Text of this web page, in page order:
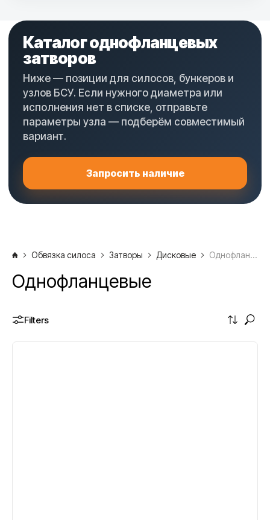
Каталог однофланцевых
затворов
Ниже — позиции для силосов, бункеров и
узлов БСУ. Если нужного диаметра или
исполнения нет в списке, отправьте
параметры узла — подберём совместимый
вариант.
Запросить наличие
Обвязка силоса Затворы Дисковые Однофланцевые
Однофланцевые
Filters